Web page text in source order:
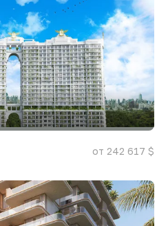
от 242 617 $